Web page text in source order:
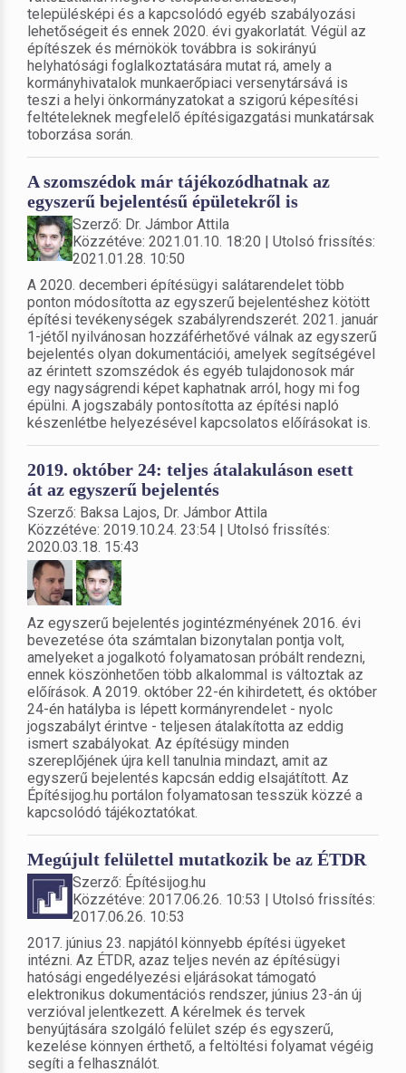
településképi és a kapcsolódó egyéb szabályozási
lehetőségeit és ennek 2020. évi gyakorlatát. Végül az
építészek és mérnökök továbbra is sokirányú
helyhatósági foglalkoztatására mutat rá, amely a
kormányhivatalok munkaerőpiaci versenytársává is
teszi a helyi önkormányzatokat a szigorú képesítési
feltételeknek megfelelő építésigazgatási munkatársak
toborzása során.
A szomszédok már tájékozódhatnak az
egyszerű bejelentésű épületekről is
Szerző: Dr. Jámbor Attila
Közzétéve: 2021.01.10. 18:20 | Utolsó frissítés:
2021.01.28. 10:50
A 2020. decemberi építésügyi salátarendelet több
ponton módosította az egyszerű bejelentéshez kötött
építési tevékenységek szabályrendszerét. 2021. január
1-jétől nyilvánosan hozzáférhetővé válnak az egyszerű
bejelentés olyan dokumentációi, amelyek segítségével
az érintett szomszédok és egyéb tulajdonosok már
egy nagyságrendi képet kaphatnak arról, hogy mi fog
épülni. A jogszabály pontosította az építési napló
készenlétbe helyezésével kapcsolatos előírásokat is.
2019. október 24: teljes átalakuláson esett
át az egyszerű bejelentés
Szerző: Baksa Lajos, Dr. Jámbor Attila
Közzétéve: 2019.10.24. 23:54 | Utolsó frissítés:
2020.03.18. 15:43
Az egyszerű bejelentés jogintézményének 2016. évi
bevezetése óta számtalan bizonytalan pontja volt,
amelyeket a jogalkotó folyamatosan próbált rendezni,
ennek köszönhetően több alkalommal is változtak az
előírások. A 2019. október 22-én kihirdetett, és október
24-én hatályba is lépett kormányrendelet - nyolc
jogszabályt érintve - teljesen átalakította az eddig
ismert szabályokat. Az építésügy minden
szereplőjének újra kell tanulnia mindazt, amit az
egyszerű bejelentés kapcsán eddig elsajátított. Az
Építésijog.hu portálon folyamatosan tesszük közzé a
kapcsolódó tájékoztatókat.
Megújult felülettel mutatkozik be az ÉTDR
Szerző: Építésijog.hu
Közzétéve: 2017.06.26. 10:53 | Utolsó frissítés:
2017.06.26. 10:53
2017. június 23. napjától könnyebb építési ügyeket
intézni. Az ÉTDR, azaz teljes nevén az építésügyi
hatósági engedélyezési eljárásokat támogató
elektronikus dokumentációs rendszer, június 23-án új
verzióval jelentkezett. A kérelmek és tervek
benyújtására szolgáló felület szép és egyszerű,
kezelése könnyen érthető, a feltöltési folyamat végéig
segíti a felhasználót.